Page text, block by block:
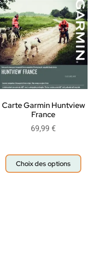
Carte Garmin Huntview
France
69,99 €
Choix des options